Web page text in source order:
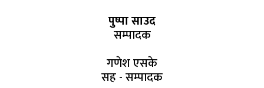
पुष्पा साउद
सम्पादक
गणेश एसके
सह - सम्पादक